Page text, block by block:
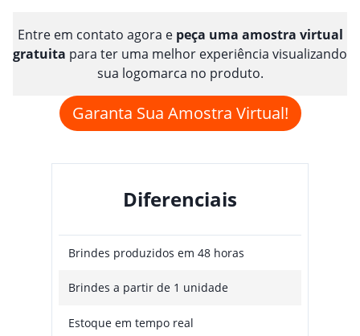
Entre em contato agora e peça uma amostra virtual
gratuita para ter uma melhor experiência visualizando
sua logomarca no produto.
Garanta Sua Amostra Virtual!
Diferenciais
Brindes produzidos em 48 horas
Brindes a partir de 1 unidade
Estoque em tempo real